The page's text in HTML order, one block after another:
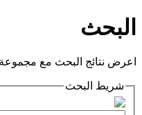
البحث
اعرض نتائج البحث مع
شريط البحث